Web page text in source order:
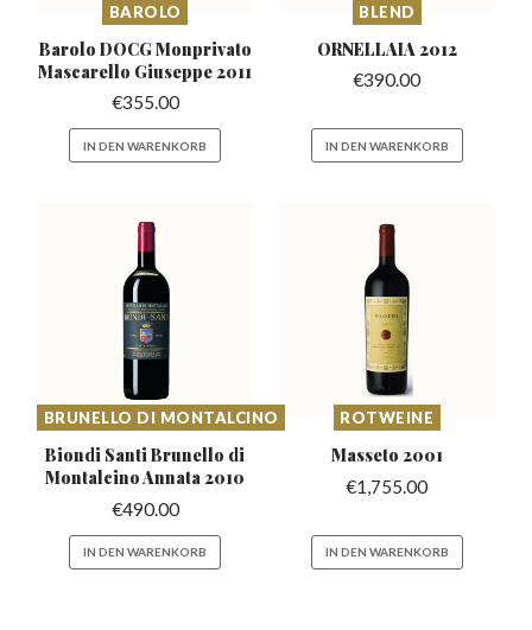
BAROLO
Barolo DOCG Monprivato
Mascarello Giuseppe 2011
€355.00
IN DEN WARENKORB
BLEND
ORNELLAIA 2012
€390.00
IN DEN WARENKORB
BRUNELLO DI MONTALCINO
Biondi Santi Brunello di
Montalcino Annata 2010
€490.00
IN DEN WARENKORB
ROTWEINE
Masseto 2001
€1,755.00
IN DEN WARENKORB